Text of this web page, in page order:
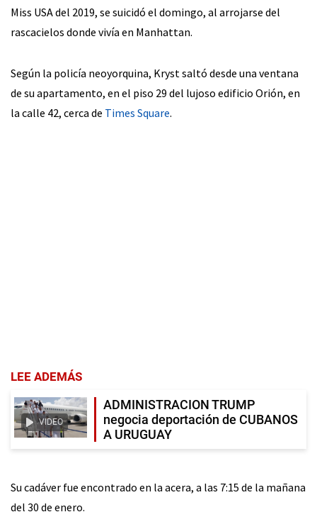
Miss USA del 2019, se suicidó el domingo, al arrojarse del
rascacielos donde vivía en Manhattan.
Según la policía neoyorquina, Kryst saltó desde una ventana
de su apartamento, en el piso 29 del lujoso edificio Orión, en
la calle 42, cerca de Times Square.
LEE ADEMÁS
VIDEO
ADMINISTRACION TRUMP
negocia deportación de CUBANOS
A URUGUAY
Su cadáver fue encontrado en la acera, a las 7:15 de la mañana
del 30 de enero.